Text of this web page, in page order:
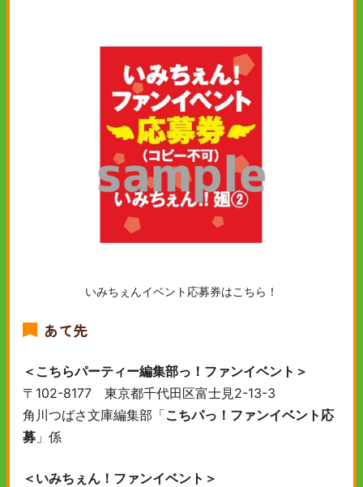
いみちぇんイベント応募券はこちら！
あて先
＜こちらパーティー編集部っ！ファンイベント＞
〒102-8177 東京都千代田区富士見2-13-3
角川つばさ文庫編集部「こちパっ！ファンイベント応
募 」係
＜いみちぇん！ファンイベント＞